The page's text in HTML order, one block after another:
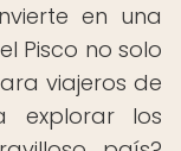
en una
Pisco no solo
viajeros de
explorar los